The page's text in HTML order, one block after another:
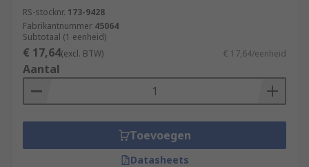
RS-stocknr. 173-9428
Fabrikantnummer 45064
Subtotaal (1 eenheid)
€ 17,64(excl. BTW) € 17,64/eenheid
Aantal
Toevoegen
Datasheets